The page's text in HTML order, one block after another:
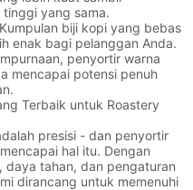
yang sama.
biji kopi yang bebas
enak bagi pelanggan Anda.
penyortir warna
mencapai potensi penuh
Terbaik untuk Roastery
presisi - dan penyortir
hal itu. Dengan
daya tahan, dan pengaturan
dirancang untuk memenuhi